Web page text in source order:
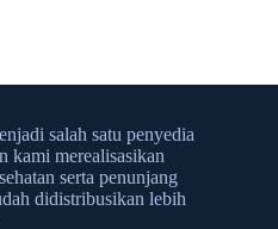
salah satu penyedia
kami merealisasikan
serta penunjang
didistribusikan lebih